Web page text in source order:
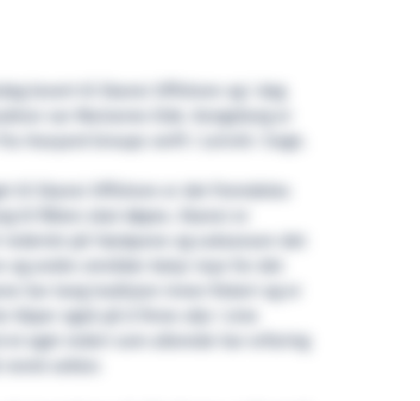
levert til Skansi Offshore og i dag
var Marianne Eide. Kongsborg er
Havyard Groups verft i Leirvik i Sogn.
til Skansi Offshore er det fremdeles
til flåten skal døpes. Skansi er
på Færøyene og suksessen det
andre områder betyr mye for det
har lang tradisjon innen fiskeri og er
håper også på å finne olje i sine
et eget rederi som allerede har erfaring